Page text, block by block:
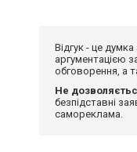
Відгук - це
аргументацією
обговорення, а
Не
безпідставні
самореклама.